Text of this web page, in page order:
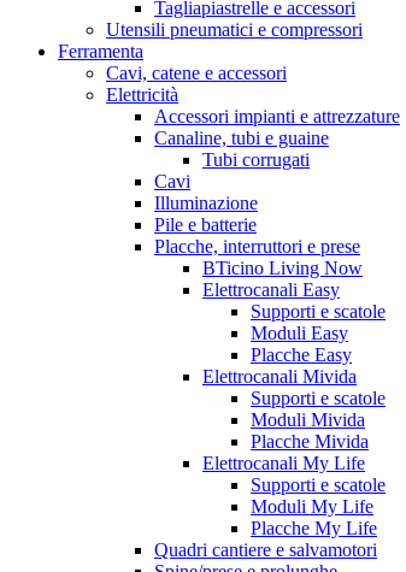
Tagliapiastrelle e accessori
Utensili pneumatici e compressori
Ferramenta
Cavi, catene e accessori
Elettricità
Accessori impianti e attrezzature
Canaline, tubi e guaine
Tubi corrugati
Cavi
Illuminazione
Pile e batterie
Placche, interruttori e prese
BTicino Living Now
Elettrocanali Easy
Supporti e scatole
Moduli Easy
Placche Easy
Elettrocanali Mivida
Supporti e scatole
Moduli Mivida
Placche Mivida
Elettrocanali My Life
Supporti e scatole
Moduli My Life
Placche My Life
Quadri cantiere e salvamotori